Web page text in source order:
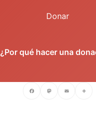
Donar
¿Por qué hacer una